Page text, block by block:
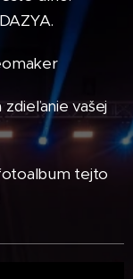
vašej
tejto